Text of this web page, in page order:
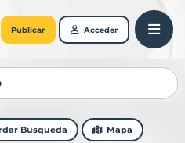
Publicar Acceder
Busqueda Mapa